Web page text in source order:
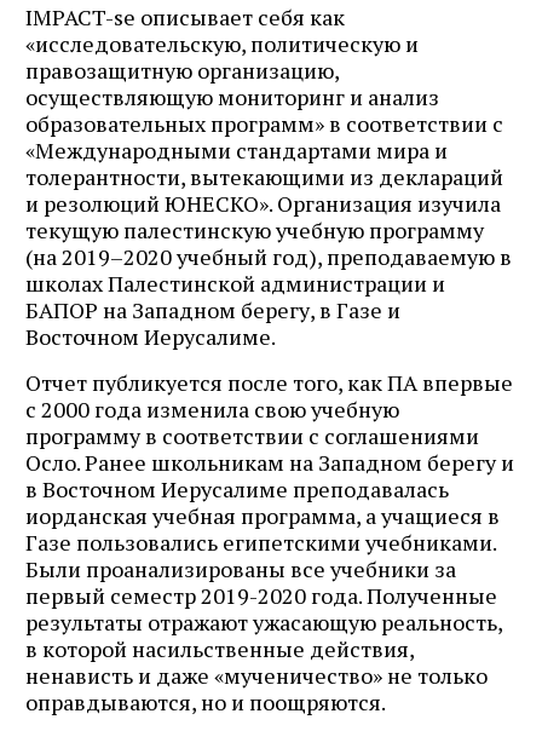
IMPACT-se описывает себя как
«исследовательскую, политическую и
правозащитную организацию,
осуществляющую мониторинг и анализ
образовательных программ» в соответствии с
«Международными стандартами мира и
толерантности, вытекающими из деклараций
и резолюций ЮНЕСКО». Организация изучила
текущую палестинскую учебную программу
(на 2019–2020 учебный год), преподаваемую в
школах Палестинской администрации и
БАПОР на Западном берегу, в Газе и
Восточном Иерусалиме.
Отчет публикуется после того, как ПА впервые
с 2000 года изменила свою учебную
программу в соответствии с соглашениями
Осло. Ранее школьникам на Западном берегу и
в Восточном Иерусалиме преподавалась
иорданская учебная программа, а учащиеся в
Газе пользовались египетскими учебниками.
Были проанализированы все учебники за
первый семестр 2019-2020 года. Полученные
результаты отражают ужасающую реальность,
в которой насильственные действия,
ненависть и даже «мученичество» не только
оправдываются, но и поощряются.